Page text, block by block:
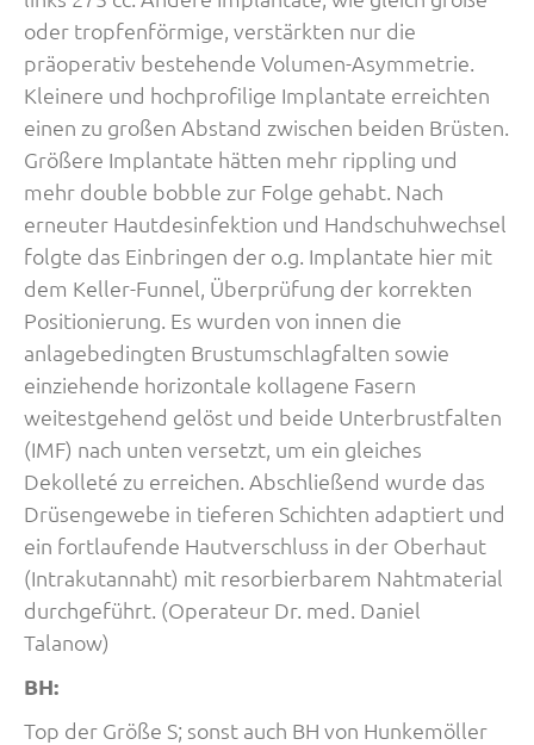
oder tropfenförmige, verstärkten nur die
präoperativ bestehende Volumen-Asymmetrie.
Kleinere und hochprofilige Implantate erreichten
einen zu großen Abstand zwischen beiden Brüsten.
Größere Implantate hätten mehr rippling und
mehr double bobble zur Folge gehabt. Nach
erneuter Hautdesinfektion und Handschuhwechsel
folgte das Einbringen der o.g. Implantate hier mit
dem Keller-Funnel, Überprüfung der korrekten
Positionierung. Es wurden von innen die
anlagebedingten Brustumschlagfalten sowie
einziehende horizontale kollagene Fasern
weitestgehend gelöst und beide Unterbrustfalten
(IMF) nach unten versetzt, um ein gleiches
Dekolleté zu erreichen. Abschließend wurde das
Drüsengewebe in tieferen Schichten adaptiert und
ein fortlaufende Hautverschluss in der Oberhaut
(Intrakutannaht) mit resorbierbarem Nahtmaterial
durchgeführt. (Operateur Dr. med. Daniel
Talanow)
BH:
Top der Größe S; sonst auch BH von Hunkemöller